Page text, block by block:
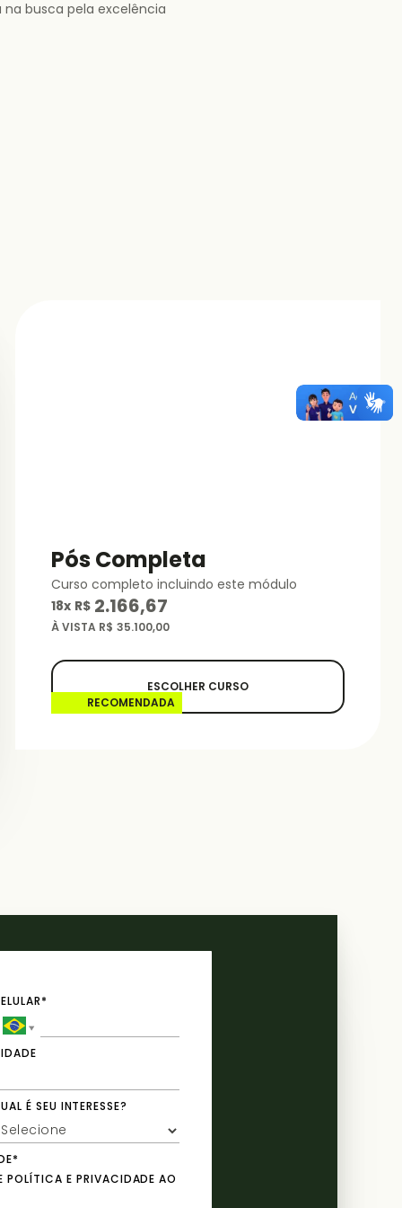
busca pela excelência
Pós Completa
Curso completo incluindo este módulo
18x R$ 2.166,67
À VISTA R$ 35.100,00
ESCOLHER CURSO
RECOMENDADA
É SEU INTERESSE?
E PRIVACIDADE AO